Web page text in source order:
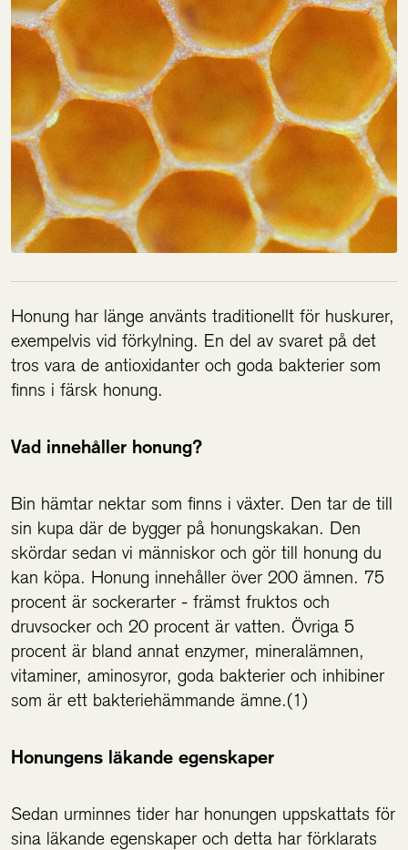
Honung har länge använts traditionellt för huskurer,
exempelvis vid förkylning. En del av svaret på det
tros vara de antioxidanter och goda bakterier som
finns i färsk honung.
Vad innehåller honung?
Bin hämtar nektar som finns i växter. Den tar de till
sin kupa där de bygger på honungskakan. Den
skördar sedan vi människor och gör till honung du
kan köpa. Honung innehåller över 200 ämnen. 75
procent är sockerarter - främst fruktos och
druvsocker och 20 procent är vatten. Övriga 5
procent är bland annat enzymer, mineralämnen,
vitaminer, aminosyror, goda bakterier och inhibiner
som är ett bakteriehämmande ämne.(1)
Honungens läkande egenskaper
Sedan urminnes tider har honungen uppskattats för
sina läkande egenskaper och detta har förklarats